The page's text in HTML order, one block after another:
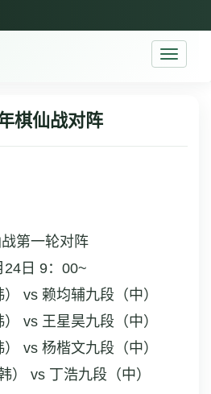
Toggle
棋仙战对阵
第一轮对阵
24日 9：00~
vs 赖均辅九段（中）
vs 王星昊九段（中）
vs 杨楷文九段（中）
） vs 丁浩九段（中）